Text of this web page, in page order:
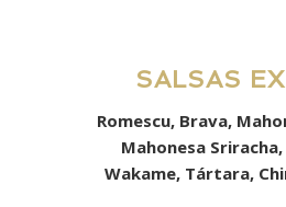
SALSAS
Romescu, Brava,
Mahonesa
Wakame, Tártara,